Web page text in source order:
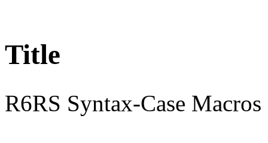
Title
R6RS Syntax-Case Macros